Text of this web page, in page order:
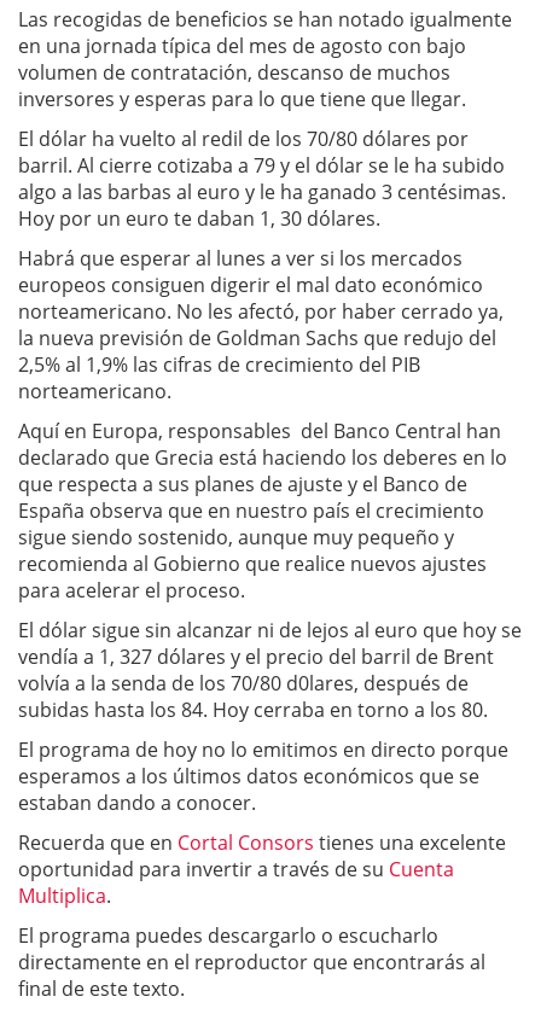
Las recogidas de beneficios se han notado igualmente
en una jornada típica del mes de agosto con bajo
volumen de contratación, descanso de muchos
inversores y esperas para lo que tiene que llegar.
El dólar ha vuelto al redil de los 70/80 dólares por
barril. Al cierre cotizaba a 79 y el dólar se le ha subido
algo a las barbas al euro y le ha ganado 3 centésimas.
Hoy por un euro te daban 1, 30 dólares.
Habrá que esperar al lunes a ver si los mercados
europeos consiguen digerir el mal dato económico
norteamericano. No les afectó, por haber cerrado ya,
la nueva previsión de Goldman Sachs que redujo del
2,5% al 1,9% las cifras de crecimiento del PIB
norteamericano.
Aquí en Europa, responsables del Banco Central han
declarado que Grecia está haciendo los deberes en lo
que respecta a sus planes de ajuste y el Banco de
España observa que en nuestro país el crecimiento
sigue siendo sostenido, aunque muy pequeño y
recomienda al Gobierno que realice nuevos ajustes
para acelerar el proceso.
El dólar sigue sin alcanzar ni de lejos al euro que hoy se
vendía a 1, 327 dólares y el precio del barril de Brent
volvía a la senda de los 70/80 d0lares, después de
subidas hasta los 84. Hoy cerraba en torno a los 80.
El programa de hoy no lo emitimos en directo porque
esperamos a los últimos datos económicos que se
estaban dando a conocer.
Recuerda que en Cortal Consors tienes una excelente
oportunidad para invertir a través de su Cuenta
Multiplica.
El programa puedes descargarlo o escucharlo
directamente en el reproductor que encontrarás al
final de este texto.